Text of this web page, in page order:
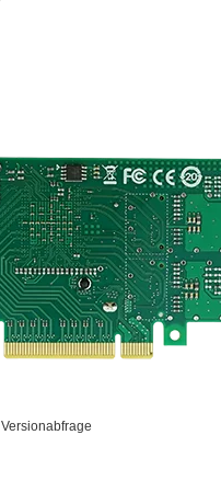
Versionabfrage